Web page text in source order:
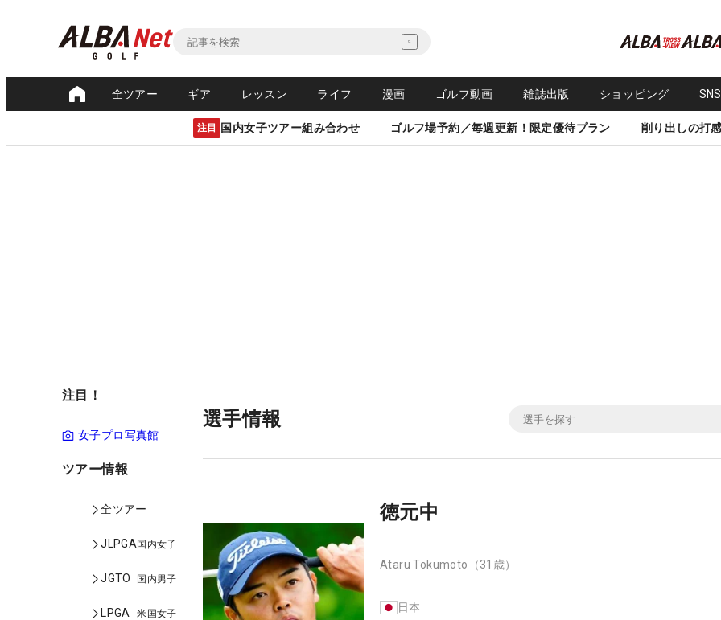
全ツアー ギア レッスン ライフ 漫画 ゴルフ動画 雑誌出版 ショッピング
注目 国内女子ツアー組み合わせ ゴルフ場予約／毎週更新！限定優待プラン 削り出しの打
注目！
女子プロ写真館
ツアー情報
全ツアー
JLPGA国内女子
JGTO 国内男子
LPGA 米国女子
選手情報
徳元中
Ataru Tokumoto （31歳）
日本